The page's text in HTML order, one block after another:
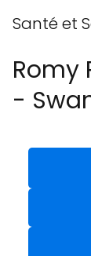
Santé et
Romy
-